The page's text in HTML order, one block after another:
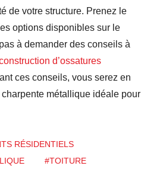
de votre structure. Prenez le
options disponibles sur le
à demander des conseils à
d’ossatures
ces conseils, vous serez en
métallique idéale pour
RÉSIDENTIELS
#TOITURE